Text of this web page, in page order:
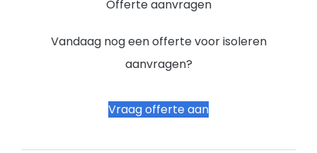
Offerte aanvragen
Vandaag nog een offerte voor isoleren
aanvragen?
Vraag offerte aan